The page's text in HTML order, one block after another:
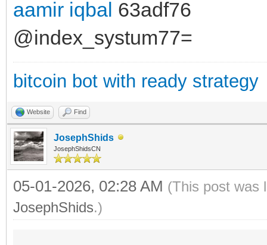
aamir iqbal 63adf76
@index_systum77=
bitcoin bot with ready strategy
Website Find
JosephShids
JosephShidsCN
05-01-2026, 02:28 AM (This post was
JosephShids.)